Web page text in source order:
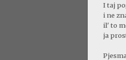
I taj
i ne
il' to
ja